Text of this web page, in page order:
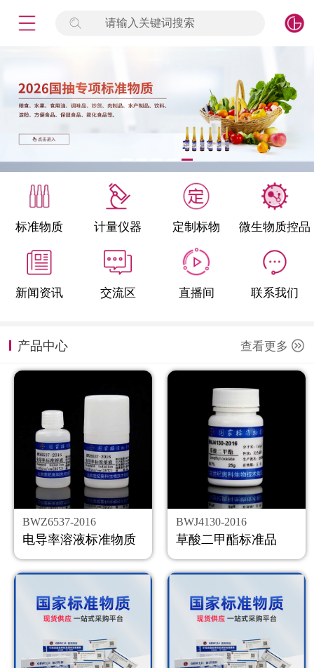
请输入关键词搜索
标准物质 计量仪器 定制标物 微生物质控品
新闻资讯 交流区 直播间 联系我们
产品中心 查看更多
BWZ6537-2016
电导率溶液标准物质
BWJ4130-2016
草酸二甲酯标准品
标准物质
产品专项
微生物检测/质控品
定制标物
定制仪器
新闻资讯
公司主页
购物车
会员中心
联系我们
返回主页